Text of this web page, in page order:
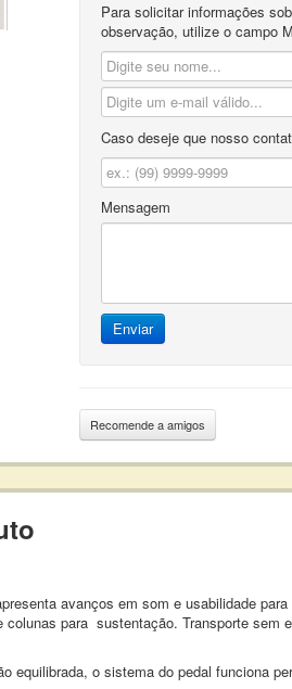
Para solicitar informações
observação, utilize o campo
Caso deseje que nosso
Mensagem
Enviar
Recomende a amigos
avanços em som e usabilidade
para sustentação. Transporte
equilibrada, o sistema do pedal funciona